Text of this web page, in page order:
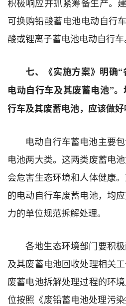
可换购铅酸蓄电池电动自行
酸或锂离子蓄电池电动自行车
七、《实施方案》明确
电动自行车及其废蓄电池”
行车及其废蓄电池，应该做好
电动自行车蓄电池主要
电池两大类。这两类废蓄电
会危害生态环境和人体健康
的电动自行车废蓄电池，均
力的单位规范拆解处理。
各地生态环境部门要积
及其废蓄电池回收处理相关
废蓄电池拆解处理过程的环
位按照《废铅蓄电池处理污